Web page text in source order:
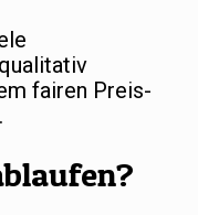
fairen Preis-